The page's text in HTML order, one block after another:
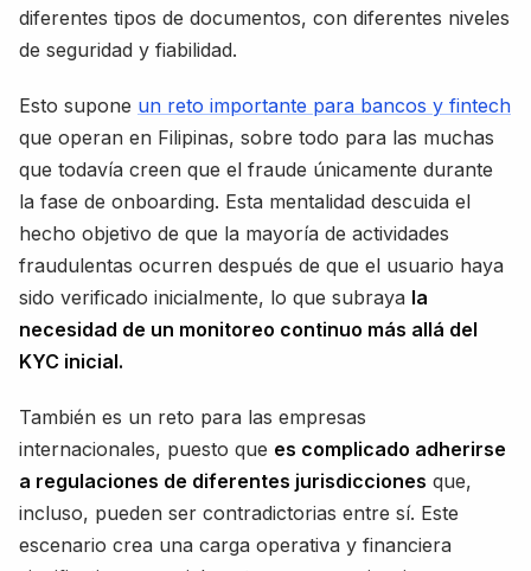
diferentes tipos de documentos, con diferentes niveles
de seguridad y fiabilidad.
Esto supone un reto importante para bancos y fintech
que operan en Filipinas, sobre todo para las muchas
que todavía creen que el fraude únicamente durante
la fase de onboarding. Esta mentalidad descuida el
hecho objetivo de que la mayoría de actividades
fraudulentas ocurren después de que el usuario haya
sido verificado inicialmente, lo que subraya la
necesidad de un monitoreo continuo más allá del
KYC inicial.
También es un reto para las empresas
internacionales, puesto que es complicado adherirse
a regulaciones de diferentes jurisdicciones que,
incluso, pueden ser contradictorias entre sí. Este
escenario crea una carga operativa y financiera